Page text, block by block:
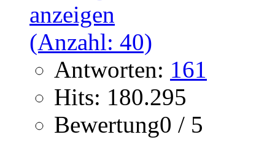
Antworten: 161
Hits: 180.295
Bewertung0 / 5